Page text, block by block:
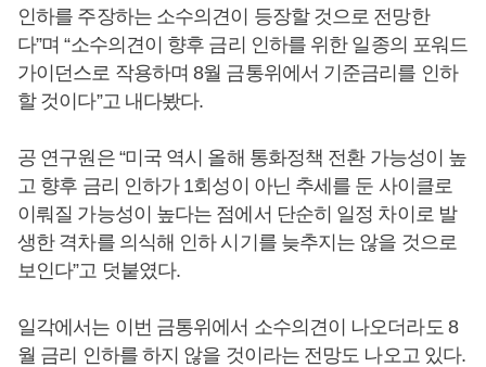
인하를 주장하는 소수의견이 등장할 것으로 전망한
다”며 “소수의견이 향후 금리 인하를 위한 일종의 포워드
가이던스로 작용하며 8월 금통위에서 기준금리를 인하
할 것이다”고 내다봤다.
공 연구원은 “미국 역시 올해 통화정책 전환 가능성이 높
고 향후 금리 인하가 1회성이 아닌 추세를 둔 사이클로
이뤄질 가능성이 높다는 점에서 단순히 일정 차이로 발
생한 격차를 의식해 인하 시기를 늦추지는 않을 것으로
보인다”고 덧붙였다.
일각에서는 이번 금통위에서 소수의견이 나오더라도 8
월 금리 인하를 하지 않을 것이라는 전망도 나오고 있다.